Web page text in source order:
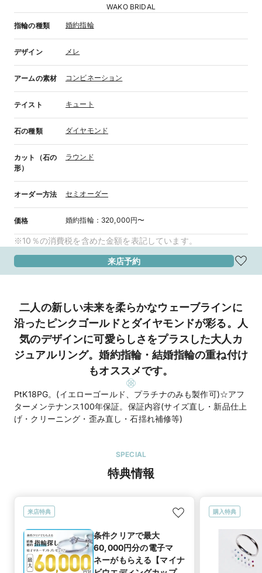
WAKO BRIDAL
指輪の種類 婚約指輪
デザイン メレ
アームの素材 コンビネーション
テイスト キュート
石の種類 ダイヤモンド
カット（石の
形）
ラウンド
オーダー方法 セミオーダー
価格 婚約指輪： 320,000円〜
※10％の消費税を含めた金額を表記しています。
来店予約
二人の新しい未来を柔らかなウェーブラインに
沿ったピンクゴールドとダイヤモンドが彩る。人
気のデザインに可愛らしさをプラスした大人カ
ジュアルリング。婚約指輪・結婚指輪の重ね付け
もオススメです。
PtK18PG。(イエローゴールド、プラチナのみも製作可)☆アフ
ターメンテナンス100年保証。保証内容(サイズ直し・新品仕上
げ・クリーニング・歪み直し・石揺れ補修等)
SPECIAL
特典情報
来店特典
条件クリアで最大
60,000円分の電子マ
ネーがもらえる【マイナ
購入特典